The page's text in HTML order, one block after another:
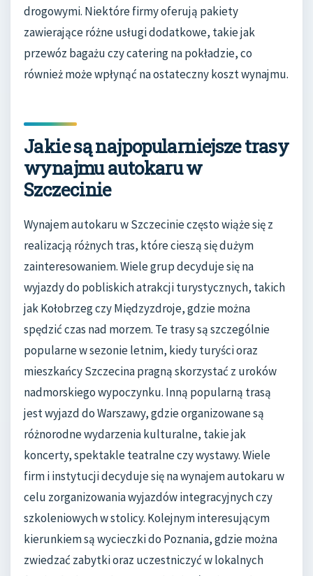
drogowymi. Niektóre firmy oferują pakiety
zawierające różne usługi dodatkowe, takie jak
przewóz bagażu czy catering na pokładzie, co
również może wpłynąć na ostateczny koszt wynajmu.
Jakie są najpopularniejsze trasy
wynajmu autokaru w
Szczecinie
Wynajem autokaru w Szczecinie często wiąże się z
realizacją różnych tras, które cieszą się dużym
zainteresowaniem. Wiele grup decyduje się na
wyjazdy do pobliskich atrakcji turystycznych, takich
jak Kołobrzeg czy Międzyzdroje, gdzie można
spędzić czas nad morzem. Te trasy są szczególnie
popularne w sezonie letnim, kiedy turyści oraz
mieszkańcy Szczecina pragną skorzystać z uroków
nadmorskiego wypoczynku. Inną popularną trasą
jest wyjazd do Warszawy, gdzie organizowane są
różnorodne wydarzenia kulturalne, takie jak
koncerty, spektakle teatralne czy wystawy. Wiele
firm i instytucji decyduje się na wynajem autokaru w
celu zorganizowania wyjazdów integracyjnych czy
szkoleniowych w stolicy. Kolejnym interesującym
kierunkiem są wycieczki do Poznania, gdzie można
zwiedzać zabytki oraz uczestniczyć w lokalnych